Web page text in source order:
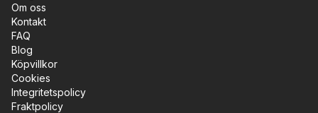
Om oss
Kontakt
FAQ
Blog
Köpvillkor
Cookies
Integritetspolicy
Fraktpolicy